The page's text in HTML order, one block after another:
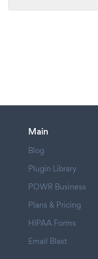
Main
Blog
Plugin Library
POWR Business
Plans & Pricing
HIPAA Forms
Email Blast